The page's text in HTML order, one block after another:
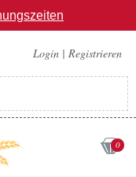
Login | Registrieren
0